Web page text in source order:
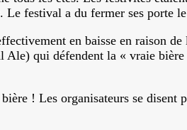
Le festival a du fermer ses
en baisse en raison
qui défendent la « vraie bière
! Les organisateurs se disent